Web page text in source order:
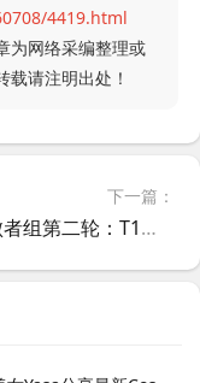
4419.html
为网络采编整理或
请注明出处！
下一篇：
MSI败者组第二轮：T1不敌G2惨遭淘汰止步六强